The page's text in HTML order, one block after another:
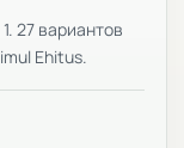
27 вариантов
Ehitus.